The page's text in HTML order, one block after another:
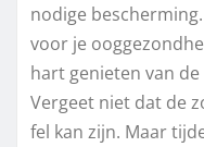
nodige
voor je
hart genieten van
Vergeet niet dat de
fel kan zijn. Maar